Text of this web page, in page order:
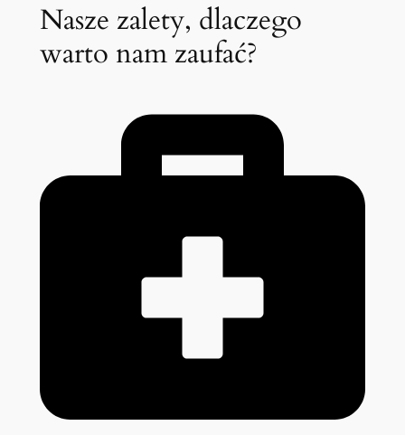
Nasze zalety, dlaczego
warto nam zaufać?